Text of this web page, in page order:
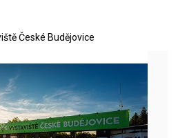
České Budějovice